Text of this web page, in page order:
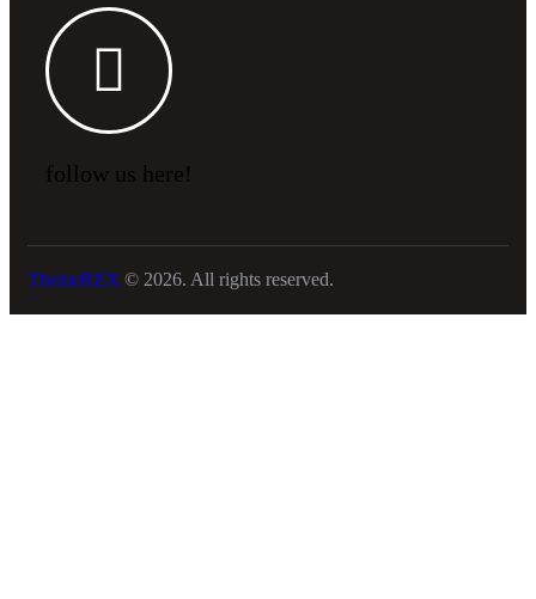
follow us here!
ThemeREX © 2026. All rights reserved.